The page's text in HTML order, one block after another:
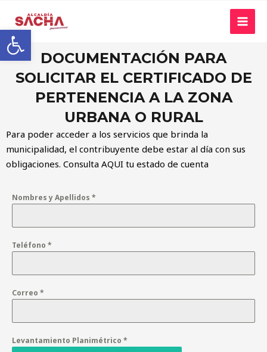
Abrir barra de herramientas
DOCUMENTACIÓN PARA
SOLICITAR EL CERTIFICADO DE
PERTENENCIA A LA ZONA
URBANA O RURAL
Para poder acceder a los servicios que brinda la
municipalidad, el contribuyente debe estar al día con sus
obligaciones. Consulta AQUI tu estado de cuenta
Nombres y Apellidos *
Teléfono *
Correo *
Levantamiento Planimétrico *